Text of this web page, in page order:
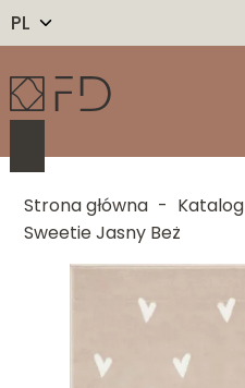
PL
Strona główna - Katalog
Sweetie Jasny Beż